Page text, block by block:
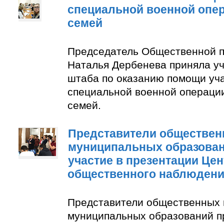
специальной военной
семей
Председатель Общественной
Наталья Дербенева приняла
штаба по оказанию помощи
специальной военной
семей.
Представители
муниципальных
участие в презентации
общественного
Представители общественных
муниципальных образований